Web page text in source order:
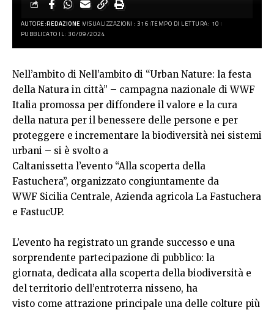
AUTORE:REDAZIONE VISUALIZZAZIONI: 316 TEMPO DI LETTURA: 10
PUBBLICATO IL: 30/09/2024
Nell’ambito di Nell’ambito di “Urban Nature: la festa
della Natura in città” – campagna nazionale di WWF
Italia promossa per diffondere il valore e la cura
della natura per il benessere delle persone e per
proteggere e incrementare la biodiversità nei sistemi
urbani – si è svolto a
Caltanissetta l’evento “Alla scoperta della
Fastuchera”, organizzato congiuntamente da
WWF Sicilia Centrale, Azienda agricola La Fastuchera
e FastucUP.
L’evento ha registrato un grande successo e una
sorprendente partecipazione di pubblico: la
giornata, dedicata alla scoperta della biodiversità e
del territorio dell’entroterra nisseno, ha
visto come attrazione principale una delle colture più